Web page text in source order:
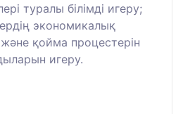
туралы білімді игеру;
экономикалық
және қойма процестерін
игеру.